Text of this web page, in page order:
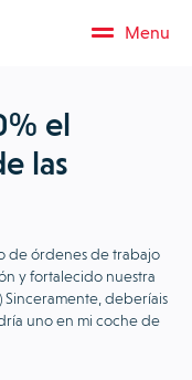
Menu
el
las
de órdenes de trabajo
y fortalecido nuestra
Sinceramente, deberíais
uno en mi coche de